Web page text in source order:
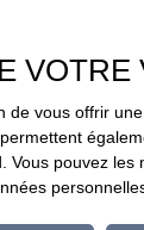
de vous offrir
Vous pouvez